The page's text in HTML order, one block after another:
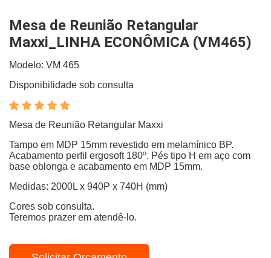
Mesa de Reunião Retangular
Maxxi_LINHA ECONÔMICA (VM465)
Modelo: VM 465
Disponibilidade sob consulta
Mesa de Reunião Retangular Maxxi
Tampo em MDP 15mm revestido em melamínico BP.
Acabamento perfil ergosoft 180º. Pés tipo H em aço com
base oblonga e acabamento em MDP 15mm.
Medidas: 2000L x 940P x 740H (mm)
Cores sob consulta.
Teremos prazer em atendê-lo.